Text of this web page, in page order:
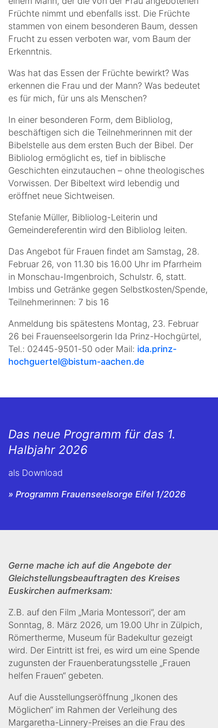
Früchte nimmt und ebenfalls isst. Die Früchte
stammen von einem besonderen Baum, dessen
Frucht zu essen verboten war, vom Baum der
Erkenntnis.
Was hat das Essen der Früchte bewirkt? Was
erkennen die Frau und der Mann? Was bedeutet
es für mich, für uns als Menschen?
In einer besonderen Form, dem Bibliolog,
beschäftigen sich die Teilnehmerinnen mit der
Bibelstelle aus dem ersten Buch der Bibel. Der
Bibliolog ermöglicht es, tief in biblische
Geschichten einzutauchen – ohne theologisches
Vorwissen. Der Bibeltext wird lebendig und
eröffnet neue Sichtweisen.
Stefanie Müller, Bibliolog-Leiterin und
Gemeindereferentin wird den Bibliolog leiten.
Das Angebot für Frauen findet am Samstag, 28.
Februar 26, von 11.30 bis 16.00 Uhr im Pfarrheim
in Monschau-Imgenbroich, Schulstr. 6, statt.
Imbiss und Getränke gegen Selbstkosten/Spende,
Teilnehmerinnen: 7 bis 16
Anmeldung bis spätestens Montag, 23. Februar
26 bei Frauenseelsorgerin Ida Prinz-Hochgürtel,
Tel.: 02445-9501-50 oder Mail: ida.prinz-
hochguertel@bistum-aachen.de
Das neue Programm für das 1.
Halbjahr 2026
als Download
» Programm Frauenseelsorge Eifel 1/2026
Gerne mache ich auf die Angebote der
Gleichstellungsbeauftragten des Kreises
Euskirchen aufmerksam:
Z.B. auf den Film „Maria Montessori“, der am
Sonntag, 8. März 2026, um 19.00 Uhr in Zülpich,
Römertherme, Museum für Badekultur gezeigt
wird. Der Eintritt ist frei, es wird um eine Spende
zugunsten der Frauenberatungsstelle „Frauen
helfen Frauen“ gebeten.
Auf die Ausstellungseröffnung „Ikonen des
Möglichen“ im Rahmen der Verleihung des
Margaretha-Linnery-Preises an die Frau des